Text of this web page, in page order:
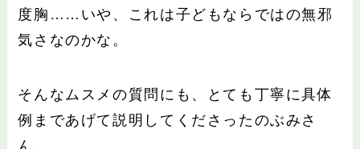
度胸……いや、これは子どもならではの無邪
気さなのかな。
そんなムスメの質問にも、とても丁寧に具体
例まであげて説明してくださったのぶみさ